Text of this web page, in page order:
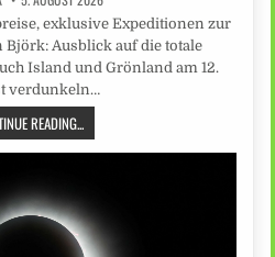
exklusive Expeditionen zur
Björk: Ausblick auf die totale
Island und Grönland am 12.
verdunkeln…
READING...